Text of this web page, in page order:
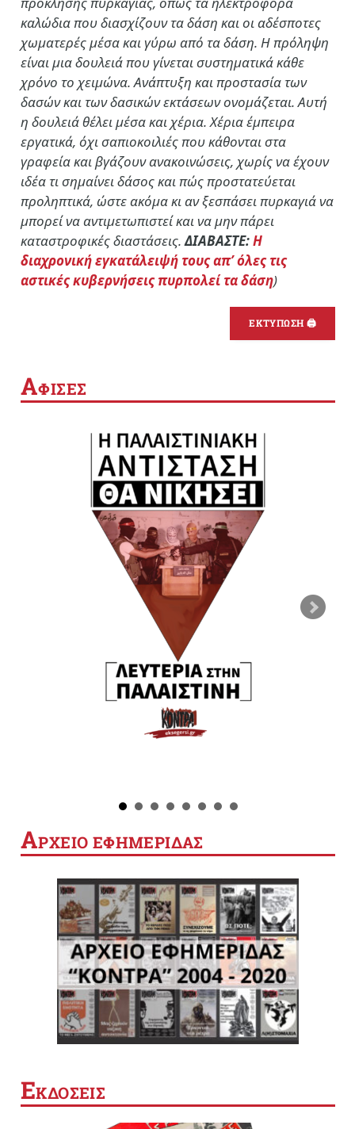
καλώδια που διασχίζουν τα δάση και οι αδέσποτες
χωματερές μέσα και γύρω από τα δάση. Η πρόληψη
είναι μια δουλειά που γίνεται συστηματικά κάθε
χρόνο το χειμώνα. Ανάπτυξη και προστασία των
δασών και των δασικών εκτάσεων ονομάζεται. Αυτή
η δουλειά θέλει μέσα και χέρια. Χέρια έμπειρα
εργατικά, όχι σαπιοκοιλιές που κάθονται στα
γραφεία και βγάζουν ανακοινώσεις, χωρίς να έχουν
ιδέα τι σημαίνει δάσος και πώς προστατεύεται
προληπτικά, ώστε ακόμα κι αν ξεσπάσει πυρκαγιά να
μπορεί να αντιμετωπιστεί και να μην πάρει
καταστροφικές διαστάσεις.ΔΙΑΒΑΣΤΕ:Η
διαχρονική εγκατάλειψή τους απ’ όλες τις
αστικές κυβερνήσεις πυρπολεί τα δάση)
ΕΚΤΥΠΩΣΗ 🖨
ΑΦΙΣΕΣ
ΑΡΧΕΙΟ ΕΦΗΜΕΡΙΔΑΣ
ΕΚΔΟΣΕΙΣ